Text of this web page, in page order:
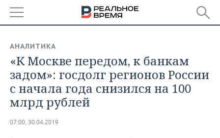
БАШКОРТОСТАН
ТАТАРСТАН
УДМУРТИЯ
НОВОСТИ
АНАЛИТИКА
НОВОСТИ АНАЛИТИКИ
ДЕКЛАРАЦИИ О ДОХОДАХ
ЭКОНОМИКА
НОВОСТИ ЭКОНОМИКИ
ПРОМЫШЛЕННОСТЬ
АНАЛИТИКА
«К Москве передом, к банкам
задом»: госдолг регионов России
с начала года снизился на 100
млрд рублей
07:00, 30.04.2019